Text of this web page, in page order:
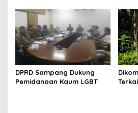
Perkuat Sinergi dengan
Nelayan Sampang
DPRD Sampang Dukung
Pemidanaan Kaum LGBT